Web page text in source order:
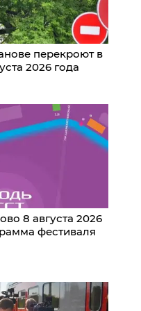
перекроют в
2026 года
8 августа 2026
фестиваля